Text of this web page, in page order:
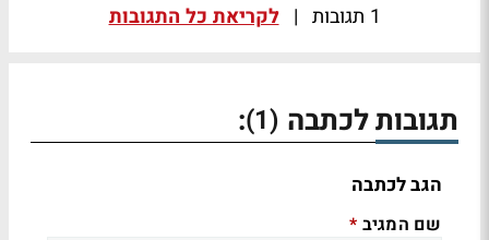
1 תגובות | לקריאת כל התגובות
תגובות לכתבה (1)
:
הגב לכתבה
שם המגיב *